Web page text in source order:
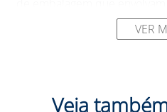
delicados; - Uso em
proteção das mãos; -
como carpintaria e
[Inserir Cor Disponível]; -
Descrição:A Luva de
VER
Veja